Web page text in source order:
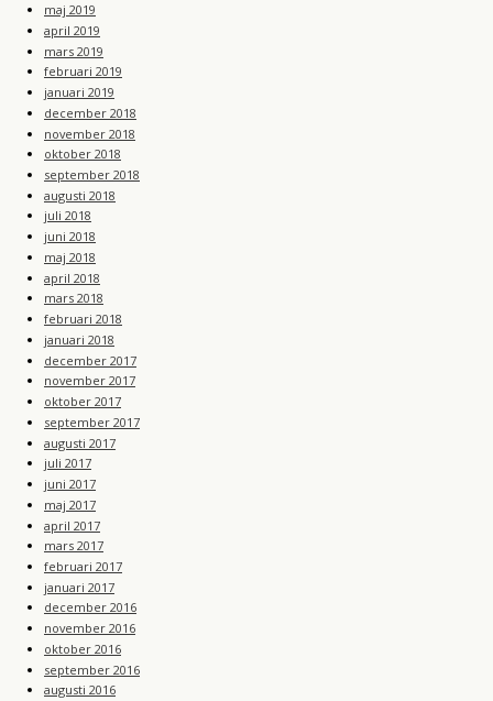
maj 2019
april 2019
mars 2019
februari 2019
januari 2019
december 2018
november 2018
oktober 2018
september 2018
augusti 2018
juli 2018
juni 2018
maj 2018
april 2018
mars 2018
februari 2018
januari 2018
december 2017
november 2017
oktober 2017
september 2017
augusti 2017
juli 2017
juni 2017
maj 2017
april 2017
mars 2017
februari 2017
januari 2017
december 2016
november 2016
oktober 2016
september 2016
augusti 2016